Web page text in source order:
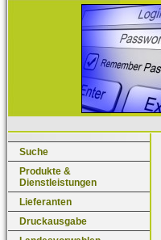
Suche
Produkte &
Dienstleistungen
Lieferanten
Druckausgabe